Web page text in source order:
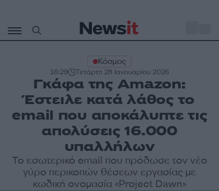
περιεχόμενο
Κόσμος
16:29 Τετάρτη 28 Ιανουαρίου 2026
Γκάφα της Amazon:
Έστειλε κατά λάθος το
email που αποκάλυπτε τις
απολύσεις 16.000
υπαλλήλων
Το εσωτερικό email που πρόδωσε τον νέο
γύρο περικοπών θέσεων εργασίας με
κωδική ονομασία «Project Dawn»